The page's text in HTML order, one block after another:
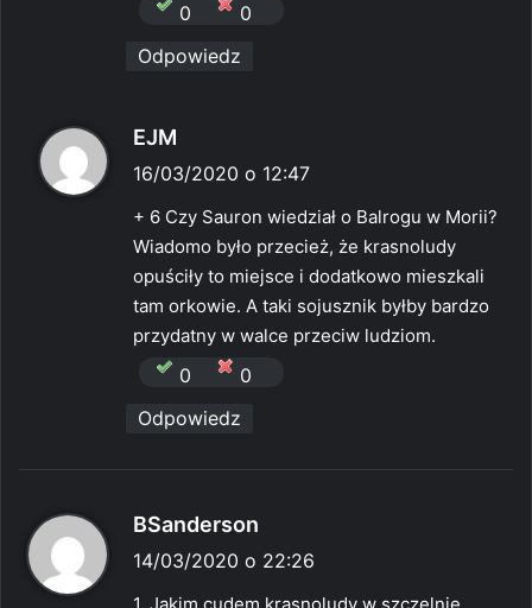
0
0
Odpowiedz
EJM
i
e
:
16/03/2020 o 12:47
+ 6 Czy Sauron wiedział o Balrogu w Morii?
Wiadomo było przecież, że krasnoludy
opuściły to miejsce i dodatkowo mieszkali
tam orkowie. A taki sojusznik byłby bardzo
przydatny w walce przeciw ludziom.
0
0
Odpowiedz
BSanderson
14/03/2020 o 22:26